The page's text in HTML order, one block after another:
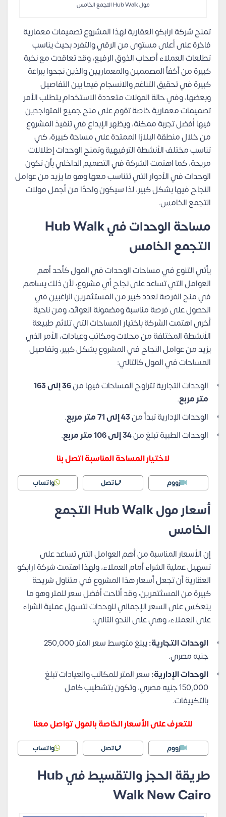
مول Hub Walk التجمع الخامس
تمنح شركة ارابكو العقارية لهذا المشروع تصميمات معمارية
فاخرة على أعلى مستوى من الرقي والتفرد بحيث يناسب
تطلعات العملاء أصحاب الذوق الرفيع، وقد تعاقدت مع نخبة
كبيرة من أكفأ المصممين والمعماريين والذين نجحوا ببراعة
كبيرة في تحقيق التناغم والانسجام فيما بين التفاصيل
وبعضها، وفي حالة المولات متعددة الاستخدام يتطلب الأمر
تصميمات معمارية خاصة تقوم على منح جميع المتواجدين
فيها أفضل تجربة ممكنة، ويظهر الإبداع في تنفيذ المشروع
من خلال منطقة البلازا الممتدة على مساحة كبيرة، كي
تناسب مختلف الأنشطة الترفيهية وتمنح الوحدات إطلالات
مريحة، كما اهتمت الشركة في التصميم الداخلي بأن تكون
الوحدات في الأدوار التي تتناسب معها وهو ما يزيد من عوامل
النجاح فيها بشكل كبير، لذا سيكون واحدًا من أجمل مولات
التجمع الخامس.
مساحة الوحدات في Hub Walk
التجمع الخامس
يأتي التنوع في مساحات الوحدات في المول كأحد أهم
العوامل التي تساعد على نجاح أي مشروع، لأن ذلك يساهم
في منح الفرصة لعدد كبير من المستثمرين الراغبين في
الحصول على فرصة مناسبة ومضمونة العوائد، ومن ناحية
أخرى اهتمت الشركة باختيار المساحات التي تلائم طبيعة
الأنشطة المختلفة من محلات ومكاتب وعيادات، الأمر الذي
يزيد من عوامل النجاح في المشروع بشكل كبير، وتفاصيل
المساحات في المول كالتالي:
الوحدات التجارية تتراوح المساحات فيها من
36 إلى 163
متر مربع.
الوحدات الإدارية تبدأ من43 إلى 71 متر مربع
.
الوحدات الطبية تبلغ من34 إلى 106 متر مربع
.
لاختيار المساحة المناسبة اتصل بنا
زووم اتصل واتساب
أسعار مول Hub Walk التجمع
الخامس
إن الأسعار المناسبة من أهم العوامل التي تساعد على
تسهيل عملية الشراء أمام العملاء، ولهذا اهتمت شركة ارابكو
العقارية أن تجعل أسعار هذا المشروع في متناول شريحة
كبيرة من المسثتمرين، وقد أتاحت أفضل سعر للمتر وهو ما
ينعكس على السعر الإجمالي للوحدات لتسهل عملية الشراء
على العملاء، وهي على النحو التالي:
الوحدات التجارية:
يبلغ متوسط سعر المتر 250,000
جنيه مصري.
الوحدات الإدارية:سعر المتر للمكاتب والعيادات تبلغ
150,000 جنيه مصري، وتكون بتشطيب كامل
بالتكييفات.
للتعرف على الأسعار الخاصة بالمول تواصل معنا
زووم اتصل واتساب
طريقة الحجز والتقسيط في Hub
Walk New Cairo